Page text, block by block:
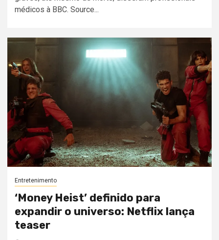
médicos à BBC. Source...
Entretenimento
‘Money Heist’ definido para
expandir o universo: Netflix lança
teaser